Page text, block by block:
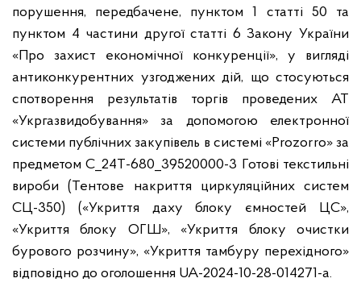
порушення, передбачене, пунктом 1 статті 50 та
пунктом 4 частини другої статті 6 Закону України
«Про захист економічної конкуренції», у вигляді
антиконкурентних узгоджених дій, що стосуються
спотворення результатів торгів проведених АТ
«Укргазвидобування» за допомогою електронної
системи публічних закупівель в системі «Prozorro» за
предметом С_24Т-680_39520000-3 Готові текстильні
вироби (Тентове накриття циркуляційних систем
СЦ-350) («Укриття даху блоку ємностей ЦС»,
«Укриття блоку ОГШ», «Укриття блоку очистки
бурового розчину», «Укриття тамбуру перехідного»
відповідно до оголошення UA-2024-10-28-014271-a.